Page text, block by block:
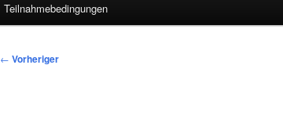
Teilnahmebedingungen
Beitragsnavigation
← Vorheriger